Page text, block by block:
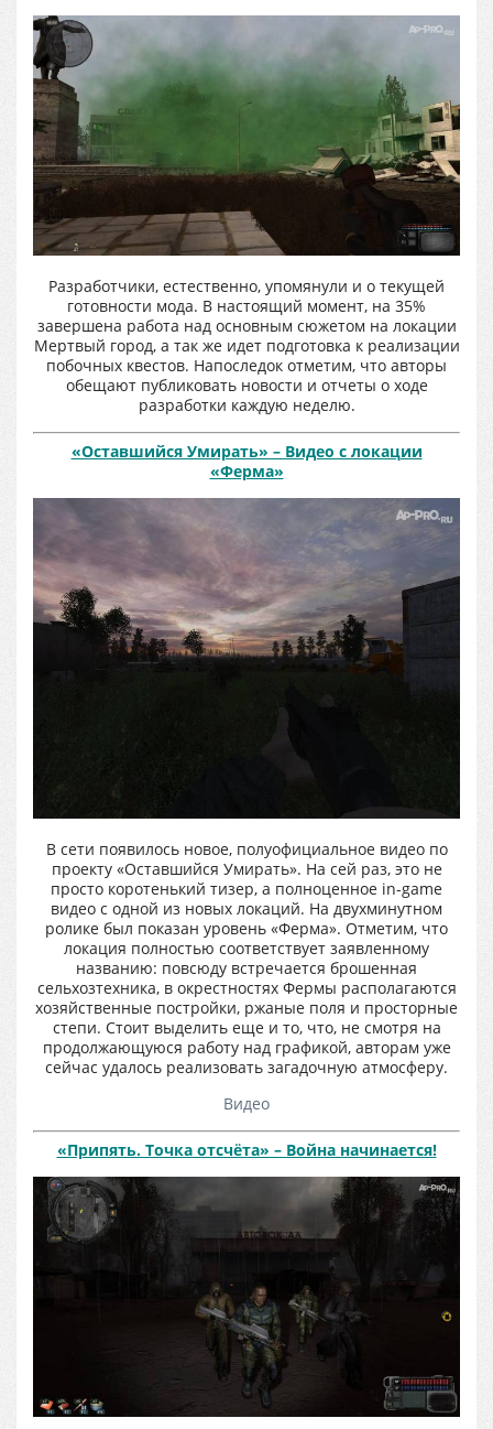
Разработчики, естественно, упомянули и о текущей
готовности мода. В настоящий момент, на 35%
завершена работа над основным сюжетом на локации
Мертвый город, а так же идет подготовка к реализации
побочных квестов. Напоследок отметим, что авторы
обещают публиковать новости и отчеты о ходе
разработки каждую неделю.
«Оставшийся Умирать» – Видео с локации
«Ферма»
В сети появилось новое, полуофициальное видео по
проекту «Оставшийся Умирать». На сей раз, это не
просто коротенький тизер, а полноценное in-game
видео с одной из новых локаций. На двухминутном
ролике был показан уровень «Ферма». Отметим, что
локация полностью соответствует заявленному
названию: повсюду встречается брошенная
сельхозтехника, в окрестностях Фермы располагаются
хозяйственные постройки, ржаные поля и просторные
степи. Стоит выделить еще и то, что, не смотря на
продолжающуюся работу над графикой, авторам уже
сейчас удалось реализовать загадочную атмосферу.
Видео
«Припять. Точка отсчёта» – Война начинается!